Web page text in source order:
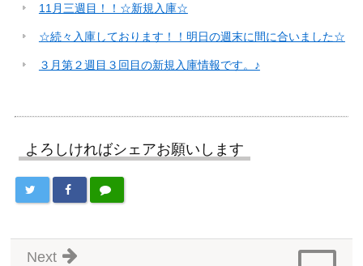
11月三週目！！☆新規入庫☆
☆続々入庫しております！！明日の週末に間に合いました☆
３月第２週目３回目の新規入庫情報です。♪
よろしければシェアお願いします
Next